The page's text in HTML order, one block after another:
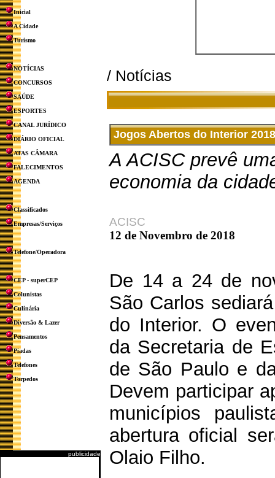
Inicial
A Cidade
Turismo
NOTÍCIAS
CONCURSOS
SAÚDE
ESPORTES
CANAL JURÍDICO
DIÁRIO OFICIAL
ATAS CÂMARA
FALECIMENTOS
AGENDA
Classificados
Empresas/Serviços
Telefone/Operadora
CEP - superCEP
Colunistas
Culinária
Diversão & Lazer
Pensamentos
Piadas
Telefones
Torpedos
publicidade
/ Notícias
Jogos Abertos do Interior
A ACISC prevê
economia da
ACISC
12 de Novembro de 2018
De 14 a 24 de
São Carlos
do Interior. O
da Secretaria de
de São Paulo e
Devem participar
municípios
abertura oficial
Olaio Filho.